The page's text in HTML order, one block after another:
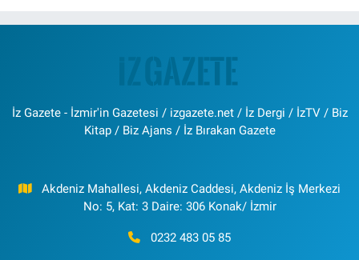
İz Gazete - İzmir'in Gazetesi / izgazete.net / İz Dergi / İzTV / Biz
Kitap / Biz Ajans / İz Bırakan Gazete
Akdeniz Mahallesi, Akdeniz Caddesi, Akdeniz İş Merkezi
No: 5, Kat: 3 Daire: 306 Konak/ İzmir
0232 483 05 85